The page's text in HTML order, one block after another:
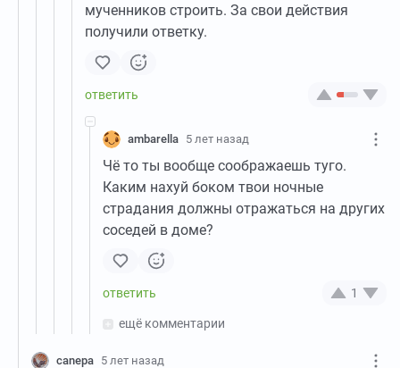
мученников строить. За свои действия
получили ответку.
ambarella 5 лет назад
Чё то ты вообще соображаешь туго.
Каким нахуй боком твои ночные
страдания должны отражаться на других
соседей в доме?
1
ещё комментарии
canepa 5 лет назад